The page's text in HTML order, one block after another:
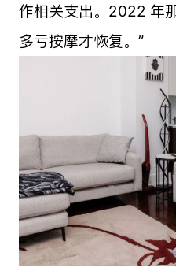
作相关支出。2022 年
多亏按摩才恢复。”